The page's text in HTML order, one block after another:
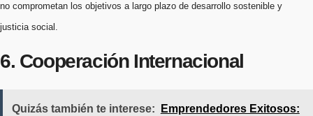
no comprometan los objetivos a largo plazo de desarrollo sostenible y
justicia social.
6. Cooperación Internacional
Quizás también te interese:
Emprendedores Exitosos: